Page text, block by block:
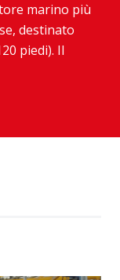
marino più
destinato
piedi). Il